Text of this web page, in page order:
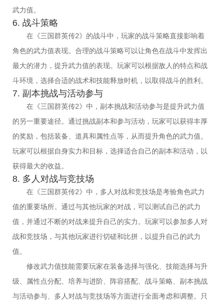
武力值。
6. 战斗策略
在《三国群英传2》的战斗中，玩家的战斗策略直接影响着
角色的武力值表现。合理的战斗策略可以让角色在战斗中发挥出
最大的潜力，提升武力值的表现。玩家可以根据敌人的特点和战
斗环境，选择合适的战术和技能释放时机，以取得战斗的胜利。
7. 副本挑战与活动参与
在《三国群英传2》中，副本挑战和活动参与是提升武力值
的另一重要途径。通过挑战副本和参与活动，玩家可以获得丰厚
的奖励，包括装备、道具和属性点等，从而提升角色的武力值。
玩家可以根据自身实力和目标，选择适合自己的副本和活动，以
获得最大的收益。
8. 多人对战与竞技场
在《三国群英传2》中，多人对战和竞技场是考验角色武力
值的重要场所。通过与其他玩家的对战，可以测试自己的武力
值，并通过不断的对战来提升自己的实力。玩家可以参加多人对
战和竞技场，与其他玩家进行切磋和比拼，以提升自己的武力
值。
修改武力值技能需要玩家在装备选择与强化、技能选择与升
级、属性点分配、培养与进阶、阵容搭配、战斗策略、副本挑战
与活动参与、多人对战与竞技场等方面进行全面考虑和调整。只